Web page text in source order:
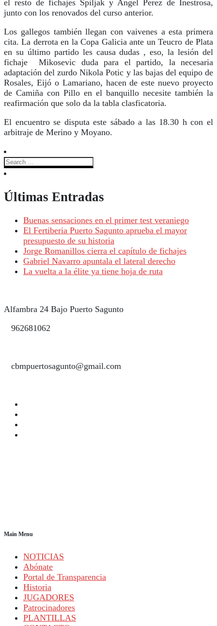
el resto de fichajes Spiljak y Angel Perez de Inestrosa,
junto con los renovados del curso anterior.
Los gallegos también llegan con vaivenes a esta primera
cita. La derrota en la Copa Galicia ante un Teucro de Plata
en su último partido les causa dudas , eso, la lesión del
fichaje Mikosevic duda para el partido, la necesaria
adaptación del zurdo Nikola Potic y las bajas del equipo de
Rosales, Eijó o Lamariano, hacen de este nuevo proyecto
de Camiña con Pillo en el banquillo necesite también la
reafirmación que solo da la tabla clasficatoria.
El encuentro se disputa este sábado a las 18.30 h con el
arbitraje de Merino y Moyano.
Últimas Entradas
Buenas sensaciones en el primer test veraniego
El Fertiberia Puerto Sagunto aprueba el mayor
presupuesto de su historia
Jorge Romanillos cierra el capítulo de fichajes
Gabriel Navarro apuntala el lateral derecho
La vuelta a la élite ya tiene hoja de ruta
Alfambra 24 Bajo Puerto Sagunto
962681062
cbmpuertosagunto@gmail.com
Main Menu
NOTICIAS
Abónate
Portal de Transparencia
Historia
JUGADORES
Patrocinadores
PLANTILLAS